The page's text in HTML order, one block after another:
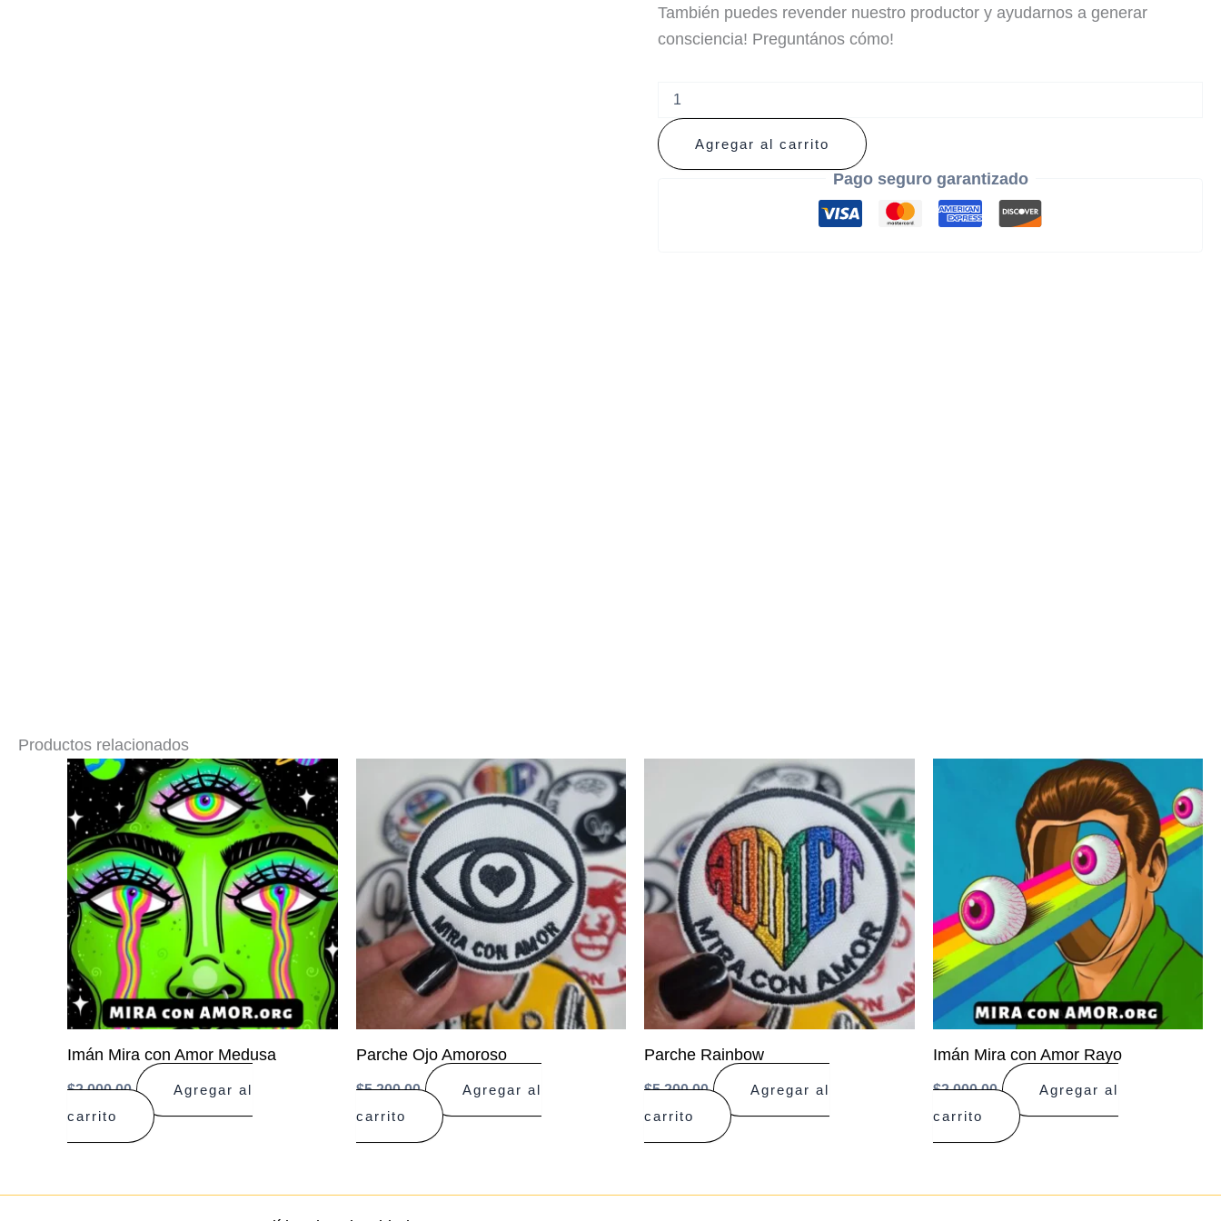
También puedes revender nuestro productor y ayudarnos a generar
consciencia! Preguntános cómo!
Agregar al carrito
Pago seguro garantizado
Productos relacionados
Imán Mira con Amor Medusa
$2.000,00
Agregar al
carrito
Parche Ojo Amoroso
$5.200,00
Agregar al
carrito
Parche Rainbow
$5.200,00
Agregar al
carrito
Imán Mira con Amor Rayo
$2.000,00
Agregar al
carrito